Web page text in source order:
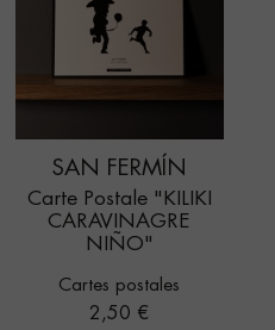
SAN FERMÍN
Carte Postale "KILIKI
CARAVINAGRE
NIÑO"
Cartes postales
Prix
2,50 €